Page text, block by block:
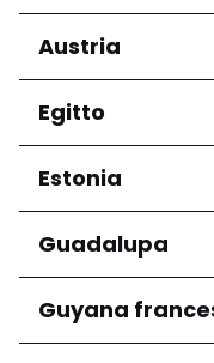
Regioni
Qarku i
Austria
Regioni
Salzburg
Wien
Egitto
Regioni
Estonia
Regioni
Harju
Tartu
Guadalupa
Regioni
Grande-
Guyana